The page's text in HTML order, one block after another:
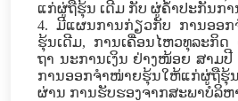
ແກ່ຜູ່ຖືຮຸ້ນ ເດີມ ກັບ ຜູ່ຄໍ້າປະກັນກ
4. ມີ​ແຜນການກ່ຽວ​ກັບ ການ​ອອ
ຮຸ້ນເດີມ, ການ​ເຄື່ອນ​ໄຫວ​ທຸລະ​ກິດ
ຖາ ນະ​ການ​ເງິນ ຢ່າງໜ້ອຍ ສາມ
ການ​ອອກ​ຈຳໜ່າຍຮຸ້ນໃຫ້​ແກ່ຜູ່ຖືຮຸ້ນ
ຜ່ານ ​ການ​ຮັບຮອງ​ຈາກ​ສະພາ​ບໍລິຫ